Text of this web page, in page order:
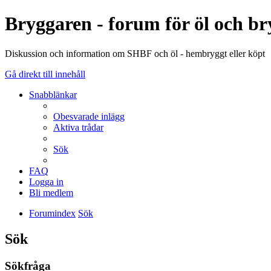
Bryggaren - forum för öl och
Diskussion och information om SHBF och öl - hembryggt eller köpt
Gå direkt till innehåll
Snabblänkar
Obesvarade inlägg
Aktiva trådar
Sök
FAQ
Logga in
Bli medlem
Forumindex Sök
Sök
Sökfråga